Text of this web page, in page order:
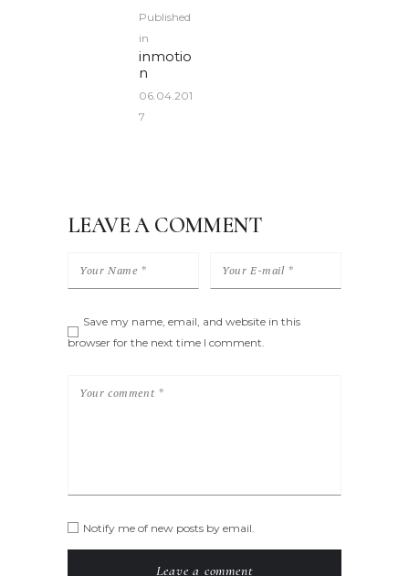
NAVIGATION
Published
in
post:
inmotio
n
06.04.201
7
LEAVE A COMMENT
Save my name, email, and website in this
browser for the next time I comment.
Notify me of new posts by email.